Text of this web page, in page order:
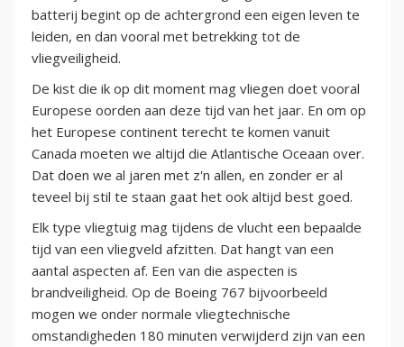
batterij begint op de achtergrond een eigen leven te
leiden, en dan vooral met betrekking tot de
vliegveiligheid.
De kist die ik op dit moment mag vliegen doet vooral
Europese oorden aan deze tijd van het jaar. En om op
het Europese continent terecht te komen vanuit
Canada moeten we altijd die Atlantische Oceaan over.
Dat doen we al jaren met z'n allen, en zonder er al
teveel bij stil te staan gaat het ook altijd best goed.
Elk type vliegtuig mag tijdens de vlucht een bepaalde
tijd van een vliegveld afzitten. Dat hangt van een
aantal aspecten af. Een van die aspecten is
brandveiligheid. Op de Boeing 767 bijvoorbeeld
mogen we onder normale vliegtechnische
omstandigheden 180 minuten verwijderd zijn van een